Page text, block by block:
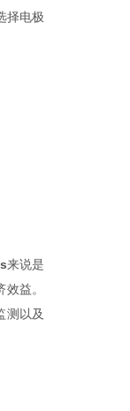
择电极
来说是
效益。
测以及